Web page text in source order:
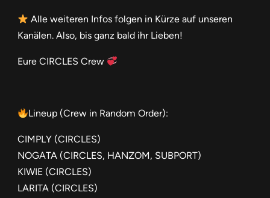
Alle weiteren Infos folgen in Kürze auf unseren
Kanälen. Also, bis ganz bald ihr Lieben!
Eure CIRCLES Crew
Lineup (Crew in Random Order):
CIMPLY (CIRCLES)
NOGATA (CIRCLES, HANZOM, SUBPORT)
KIWIE (CIRCLES)
LARITA (CIRCLES)